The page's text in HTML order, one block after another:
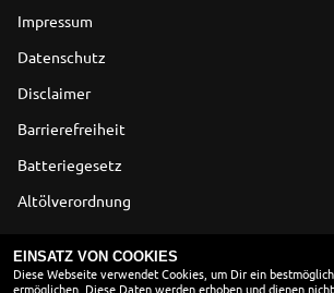
Impressum
Datenschutz
Disclaimer
Barrierefreiheit
Batteriegesetz
Altölverordnung
ÖFFNUNGSZEITEN
EINSATZ VON COOKIES
Diese Webseite verwendet Cookies, um Dir ein
ermöglichen. Diese Daten werden erhoben und dienen